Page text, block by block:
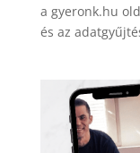
a gyeronk.hu
és az